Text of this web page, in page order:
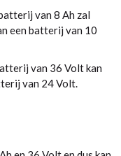
van 8 Ah zal
een batterij van 10
van 36 Volt kan
van 24 Volt.